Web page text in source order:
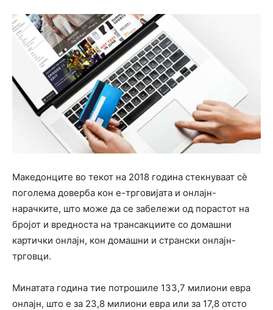
Македонците во текот на 2018 година стекнуваат сѐ
поголема доверба кон е-трговијата и онлајн-
нарачките, што може да се забележи од порастот на
бројот и вредноста на трансакциите со домашни
картички онлајн, кон домашни и странски онлајн-
трговци.
Минатата година тие потрошиле 133,7 милиони евра
онлајн, што е за 23,8 милиони евра или за 17,8 отсто